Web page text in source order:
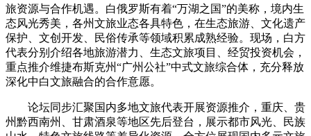
旅资源与合作机遇。白俄罗斯有着“万湖之国”的美称，境内生
态风光秀美，各州文旅业态各具特色，在生态旅游、文化遗产
保护、文创开发、民俗传承等领域积累成熟经验。现场，白方
代表分别介绍各地旅游潜力、生态文旅项目、经贸投资机会，
重点推介维捷布斯克州“广州公社”中式文旅综合体，充分释放
深化中白文旅融合的合作意愿。
论坛同步汇聚国内多地文旅代表开展资源推介，重庆、贵
州黔西南州、甘肃酒泉等地区先后登台，展示都市风光、民族